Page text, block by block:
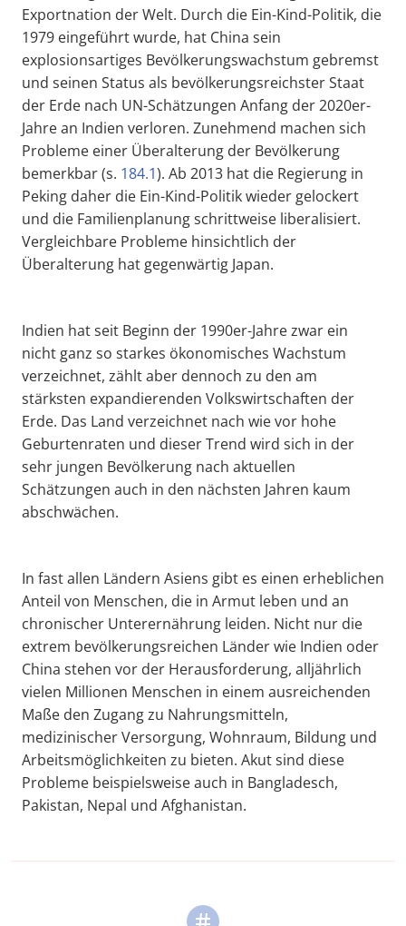
Exportnation der Welt. Durch die Ein-Kind-Politik, die
1979 eingeführt wurde, hat China sein
explosionsartiges Bevölkerungswachstum gebremst
und seinen Status als bevölkerungsreichster Staat
der Erde nach UN-Schätzungen Anfang der 2020er-
Jahre an Indien verloren. Zunehmend machen sich
Probleme einer Überalterung der Bevölkerung
bemerkbar (s. 184.1). Ab 2013 hat die Regierung in
Peking daher die Ein-Kind-Politik wieder gelockert
und die Familienplanung schrittweise liberalisiert.
Vergleichbare Probleme hinsichtlich der
Überalterung hat gegenwärtig Japan.
Indien hat seit Beginn der 1990er-Jahre zwar ein
nicht ganz so starkes ökonomisches Wachstum
verzeichnet, zählt aber dennoch zu den am
stärksten expandierenden Volkswirtschaften der
Erde. Das Land verzeichnet nach wie vor hohe
Geburtenraten und dieser Trend wird sich in der
sehr jungen Bevölkerung nach aktuellen
Schätzungen auch in den nächsten Jahren kaum
abschwächen.
In fast allen Ländern Asiens gibt es einen erheblichen
Anteil von Menschen, die in Armut leben und an
chronischer Unterernährung leiden. Nicht nur die
extrem bevölkerungsreichen Länder wie Indien oder
China stehen vor der Herausforderung, alljährlich
vielen Millionen Menschen in einem ausreichenden
Maße den Zugang zu Nahrungsmitteln,
medizinischer Versorgung, Wohnraum, Bildung und
Arbeitsmöglichkeiten zu bieten. Akut sind diese
Probleme beispielsweise auch in Bangladesch,
Pakistan, Nepal und Afghanistan.